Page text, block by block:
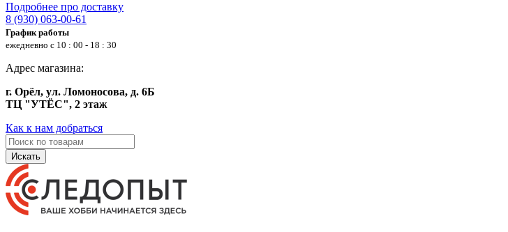
Подробнее про доставку
8 (930) 063-00-61
График работы
ежедневно с 10 : 00 - 18 : 30
Адрес магазина:
г. Орёл, ул. Ломоносова, д. 6Б
ТЦ "УТЁС", 2 этаж
Как к нам добраться
Искать